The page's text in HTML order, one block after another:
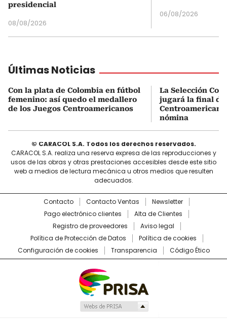
presidencial
08/08/2026
06/08/2026
Últimas Noticias
Con la plata de Colombia en fútbol
femenino: así quedo el medallero
de los Juegos Centroamericanos
La Selección
jugará la final de
nómina
© CARACOL S.A. Todos los derechos reservados.
CARACOL S.A. realiza una reserva expresa de las reproducciones y
usos de las obras y otras prestaciones accesibles desde este sitio
web a medios de lectura mecánica u otros medios que resulten
adecuados.
Contacto Contacto Ventas
Newsletter
Pago electrónico clientes
Alta de Clientes
Registro de proveedores
Aviso legal
Política de Protección de Datos
Política de cookies
Configuración de cookies
Transparencia Código Ético